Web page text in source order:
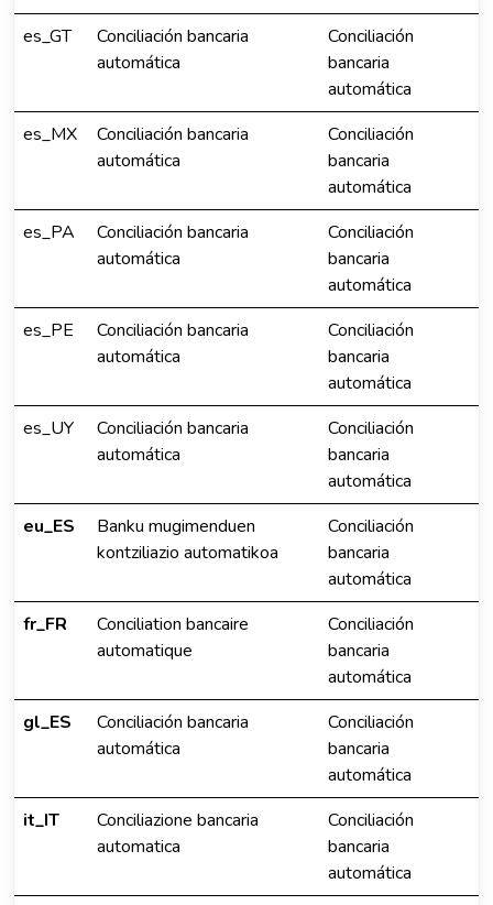
es_GT
Conciliación bancaria
automática
Conciliación
bancaria
automática
es_MX
Conciliación bancaria
automática
Conciliación
bancaria
automática
es_PA
Conciliación bancaria
automática
Conciliación
bancaria
automática
es_PE
Conciliación bancaria
automática
Conciliación
bancaria
automática
es_UY
Conciliación bancaria
automática
Conciliación
bancaria
automática
eu_ES
Banku mugimenduen
kontziliazio automatikoa
Conciliación
bancaria
automática
fr_FR
Conciliation bancaire
automatique
Conciliación
bancaria
automática
gl_ES
Conciliación bancaria
automática
Conciliación
bancaria
automática
it_IT
Conciliazione bancaria
automatica
Conciliación
bancaria
automática